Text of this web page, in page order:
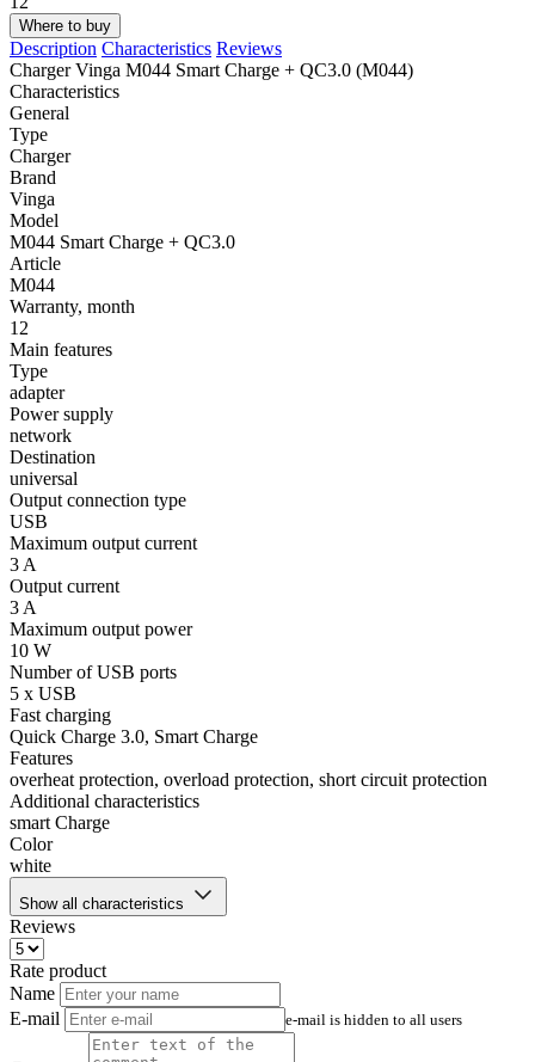
Where to buy
Description Characteristics Reviews
Charger Vinga M044 Smart Charge + QC3.0 (M044)
Characteristics
General
Type
Charger
Brand
Vinga
Model
M044 Smart Charge + QC3.0
Article
M044
Warranty, month
12
Main features
Type
adapter
Power supply
network
Destination
universal
Output connection type
USB
Maximum output current
3 A
Output current
3 A
Maximum output power
10 W
Number of USB ports
5 x USB
Fast charging
Quick Charge 3.0, Smart Charge
Features
overheat protection, overload protection, short circuit protection
Additional characteristics
smart Charge
Color
white
Show all characteristics
Reviews
Rate product
Name
E-mail
e-mail is hidden to all users